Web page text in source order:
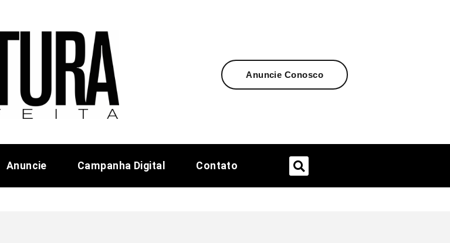
Anuncie Conosco
Anuncie Campanha Digital Contato